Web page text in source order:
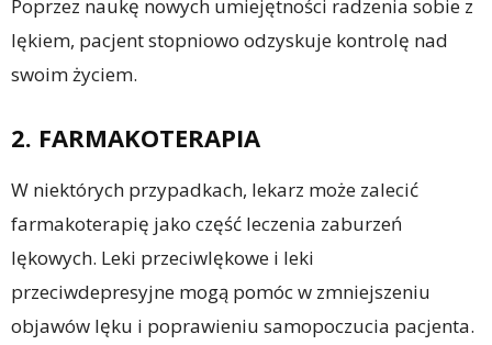
Poprzez naukę nowych umiejętności radzenia sobie z
lękiem, pacjent stopniowo odzyskuje kontrolę nad
swoim życiem.
2. FARMAKOTERAPIA
W niektórych przypadkach, lekarz może zalecić
farmakoterapię jako część leczenia zaburzeń
lękowych. Leki przeciwlękowe i leki
przeciwdepresyjne mogą pomóc w zmniejszeniu
objawów lęku i poprawieniu samopoczucia pacjenta.